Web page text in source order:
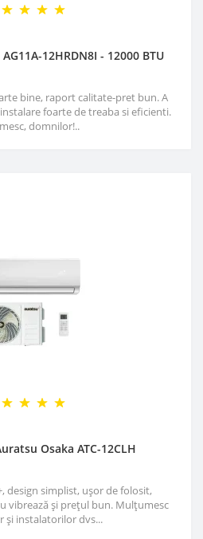
12HRDN8I - 12000 BTU
bine, raport calitate-pret bun. A
foarte de treaba si eficienti.
domnilor!..
Osaka ATC-12CLH
design simplist, ușor de folosit,
vibrează și prețul bun. Mulțumesc
și instalatorilor dvs...